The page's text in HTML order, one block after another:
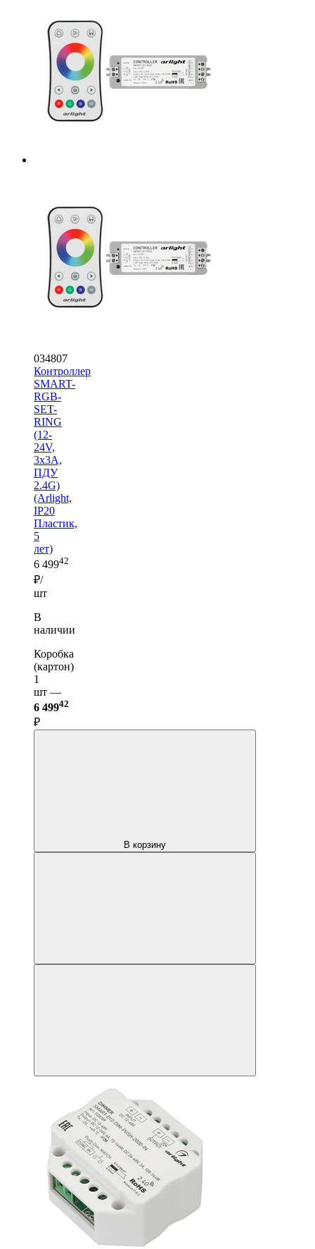
034807
Контроллер
SMART-
RGB-
SET-
RING
(12-
24V,
3x3A,
ПДУ
2.4G)
(Arlight,
IP20
Пластик,
5
лет)
6 49942
₽/
шт
В
наличии
Коробка
(картон)
1
шт —
6 49942
₽
В корзину